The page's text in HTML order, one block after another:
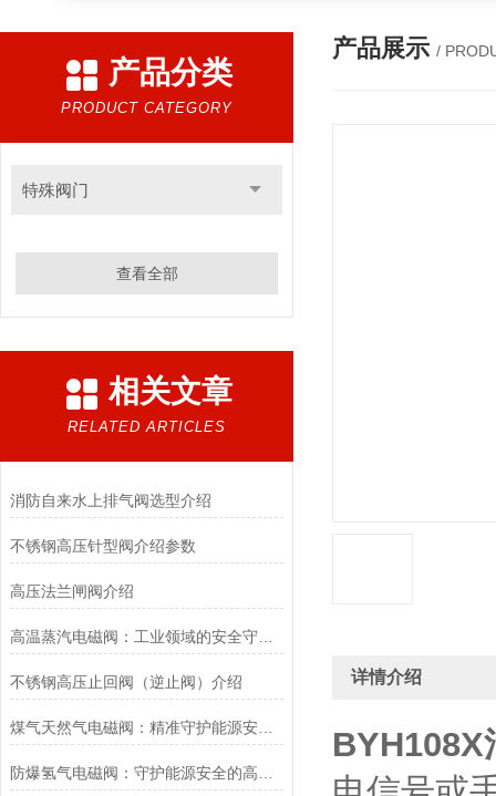
产品分类
PRODUCT CATEGORY
特殊阀门
查看全部
相关文章
RELATED ARTICLES
消防自来水上排气阀选型介绍
不锈钢高压针型阀介绍参数
高压法兰闸阀介绍
不锈钢高压止回阀（逆止阀）介绍
煤气天然气电磁阀：精准守护能源安全的“调控卫士”
产品展示 /
详情介绍
BYH108X